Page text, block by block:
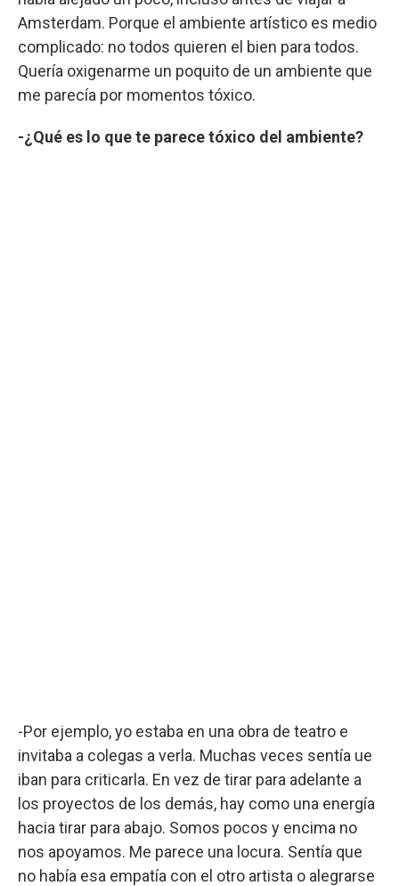
Amsterdam. Porque el ambiente artístico es medio
complicado: no todos quieren el bien para todos.
Quería oxigenarme un poquito de un ambiente que
me parecía por momentos tóxico.
-¿Qué es lo que te parece tóxico del ambiente?
-Por ejemplo, yo estaba en una obra de teatro e
invitaba a colegas a verla. Muchas veces sentía ue
iban para criticarla. En vez de tirar para adelante a
los proyectos de los demás, hay como una energía
hacia tirar para abajo. Somos pocos y encima no
nos apoyamos. Me parece una locura. Sentía que
no había esa empatía con el otro artista o alegrarse